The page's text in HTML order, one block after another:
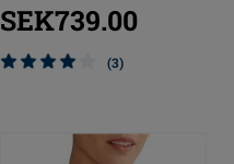
SEK739.00
(3)